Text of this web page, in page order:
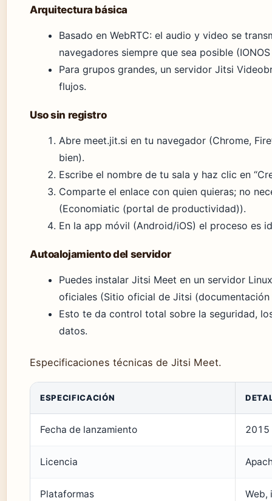
Arquitectura básica
Basado en WebRTC: el audio y video se
navegadores siempre que sea posible
Para grupos grandes, un servidor Jitsi
flujos.
Uso sin registro
Abre meet.jit.si en tu navegador (Chrome,
bien).
Escribe el nombre de tu sala y haz clic en
Comparte el enlace con quien quieras; no
(Economiatic (portal de productividad)).
En la app móvil (Android/iOS) el proceso es
Autoalojamiento del servidor
Puedes instalar Jitsi Meet en un servidor
oficiales (Sitio oficial de Jitsi
Esto te da control total sobre la seguridad,
datos.
Especificaciones técnicas de Jitsi Meet.
ESPECIFICACIÓN
Fecha de lanzamiento 2015
Licencia
Plataformas Web,